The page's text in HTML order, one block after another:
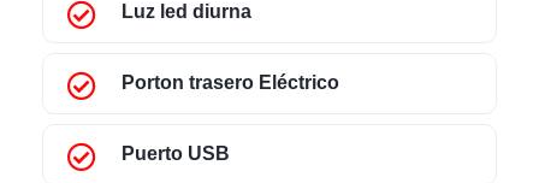
Luz led diurna
Porton trasero Eléctrico
Puerto USB